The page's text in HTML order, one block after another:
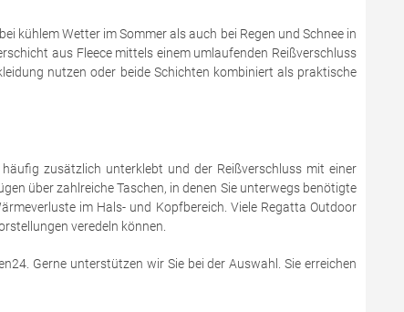
kühlem Wetter im Sommer als auch bei Regen und Schnee in
aus Fleece mittels einem umlaufenden Reißverschluss
nutzen oder beide Schichten kombiniert als praktische
zusätzlich unterklebt und der Reißverschluss mit einer
über zahlreiche Taschen, in denen Sie unterwegs benötigte
im Hals- und Kopfbereich. Viele Regatta Outdoor
veredeln können.
Gerne unterstützen wir Sie bei der Auswahl. Sie erreichen